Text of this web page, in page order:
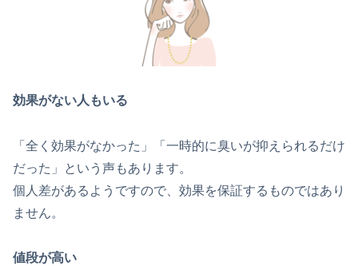
効果がない人もいる
「全く効果がなかった」「一時的に臭いが抑えられるだけ
だった」という声もあります。
個人差があるようですので、効果を保証するものではあり
ません。
値段が高い